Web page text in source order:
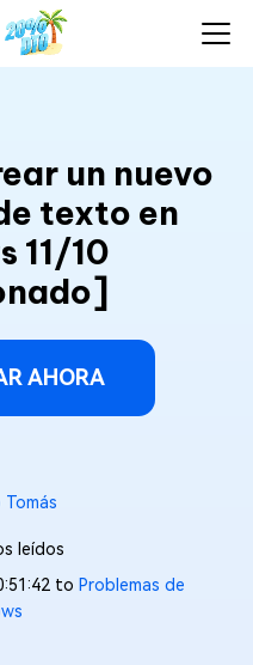
un nuevo
texto en
11/10
AHORA
Tomás
leídos
to Problemas de